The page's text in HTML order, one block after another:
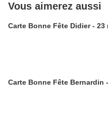
Vous aimerez aussi
Carte Bonne Fête Didier - 23
Carte Bonne Fête Bernardin